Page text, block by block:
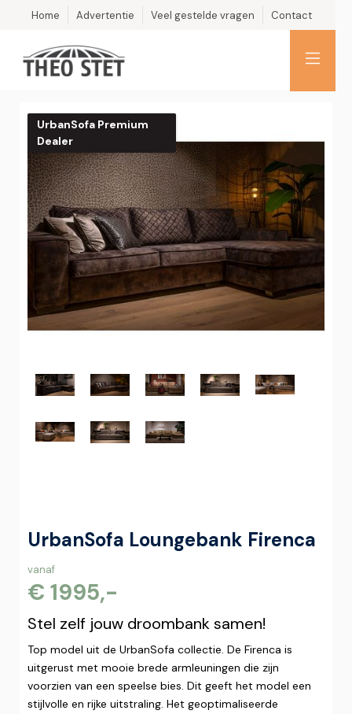
Home Advertentie Veel gestelde vragen Contact
UrbanSofa Premium
Dealer
UrbanSofa Loungebank Firenca
vanaf
€ 1995,-
Stel zelf jouw droombank samen!
Top model uit de UrbanSofa collectie. De Firenca is
uitgerust met mooie brede armleuningen die zijn
voorzien van een speelse bies. Dit geeft het model een
stijlvolle en rijke uitstraling. Het geoptimaliseerde